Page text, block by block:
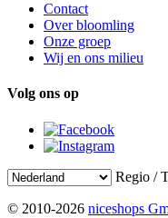
Contact
Over bloomling
Onze groep
Wij en ons milieu
Volg ons op
Regio /
© 2010-2026 niceshops